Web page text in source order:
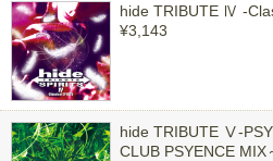
hide TRIBUTE Ⅳ -
¥3,143
hide TRIBUTE Ⅴ-
CLUB PSYENCE MIX